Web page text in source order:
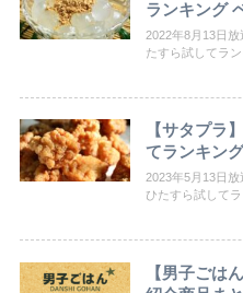
ランキング
2022年8月13日
たすら試してラ
【サタプラ
てランキン
2023年5月13日
ひたすら試して
【男子ごは